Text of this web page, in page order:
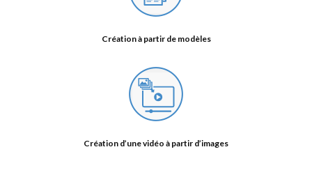
Création à partir de modèles
Création d’une vidéo à partir d’images